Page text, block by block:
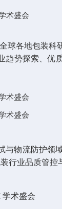
各地包装科
势探索、优
物流防护领
行业品质管控